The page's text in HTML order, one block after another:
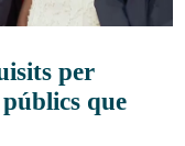
per
que